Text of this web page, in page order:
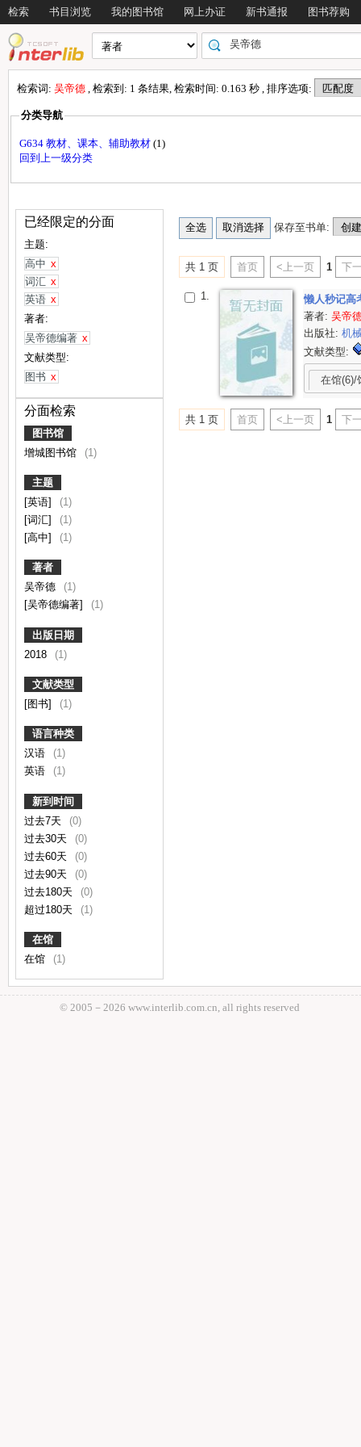
检索 书目浏览 我的图书馆 网上办证 新书通报 图书荐购
检索词: 吴帝德 , 检索到: 1 条结果, 检索时间: 0.163 秒 , 排序选项:
分类导航
G634 教材、课本、辅助教材 (1)
回到上一级分类
已经限定的分面
主题:
高中 x
词汇 x
英语 x
著者:
吴帝德编著 x
文献类型:
图书 x
分面检索
图书馆
增城图书馆
(1)
主题
[英语]
(1)
[词汇]
(1)
[高中]
(1)
著者
吴帝德
(1)
[吴帝德编著]
(1)
出版日期
2018
(1)
文献类型
[图书]
(1)
语言种类
汉语
(1)
英语
(1)
新到时间
过去7天
(0)
过去30天
(0)
过去60天
(0)
过去90天
(0)
过去180天
(0)
超过180天
(1)
在馆
在馆
(1)
保存至书单:
共 1 页 首页 <上一页 1 下
1.
懒人秒记高
著者:吴帝
出版社:机
文献类型:
在馆(6)/
共 1 页 首页 <上一页 1 下
© 2005－ 2026 www.interlib.com.cn, all rights reserved